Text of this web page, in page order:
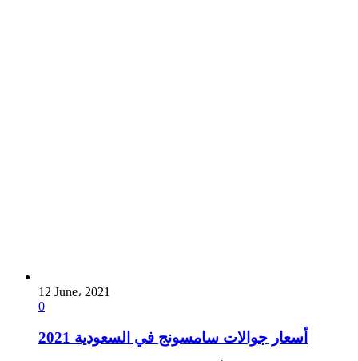
12 June، 2021
0
أسعار جوالات سامسونج في السعودية 2021